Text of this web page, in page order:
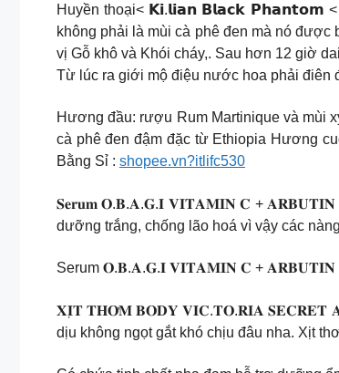
Huyền thoại< 𝗞𝗶.𝗹𝗶𝗮𝗻 𝗕𝗹𝗮𝗰𝗸 𝗣𝗵𝗮𝗻𝘁𝗼𝗺
không phải là mùi cà phê đen mà nó
vị Gỗ khô và Khói cháy,. Sau hơn 12 giờ
Từ lúc ra giới mộ điệu nước hoa phải điên
Hương đầu: rượu Rum Martinique và mùi
cà phê đen đậm đặc từ Ethiopia Hương
Bằng Sỉ : shopee.vn?itlifc530
𝐒𝐞𝐫𝐮𝐦 𝐎.𝐁.𝐀.𝐆.𝐈 𝐕𝐈𝐓𝐀𝐌𝐈𝐍 𝐂 + 𝐀𝐑𝐁𝐔𝐓𝐈𝐍 –
dưỡng trắng, chống lão hoá vì vậy các
Serum 𝐎.𝐁.𝐀.𝐆.𝐈 𝐕𝐈𝐓𝐀𝐌𝐈𝐍 𝐂 + 𝐀𝐑𝐁𝐔𝐓𝐈𝐍
𝐗𝐈̣𝐓 𝐓𝐇𝐎̛𝐌 𝐁𝐎𝐃𝐘 𝐕𝐈𝐂.𝐓𝐎.𝐑𝐈𝐀 𝐒𝐄𝐂𝐑𝐄𝐓
dịu không ngọt gắt khó chịu đâu nha. Xịt